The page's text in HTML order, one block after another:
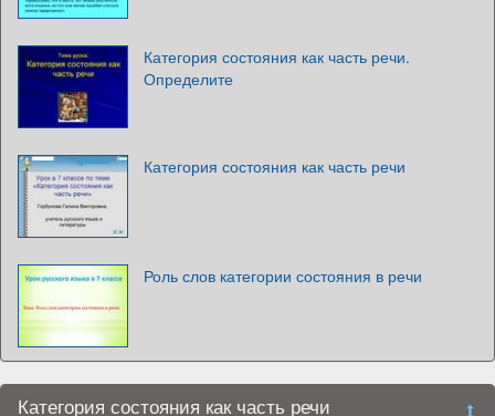
Категория состояния как часть речи.
Определите
Категория состояния как часть речи
Роль слов категории состояния в речи
Категория состояния как часть речи